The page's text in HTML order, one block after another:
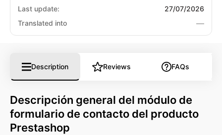
Last update:
27/07/2026
Translated into
—
Description Reviews FAQs
Descripción general del módulo de
formulario de contacto del producto
Prestashop